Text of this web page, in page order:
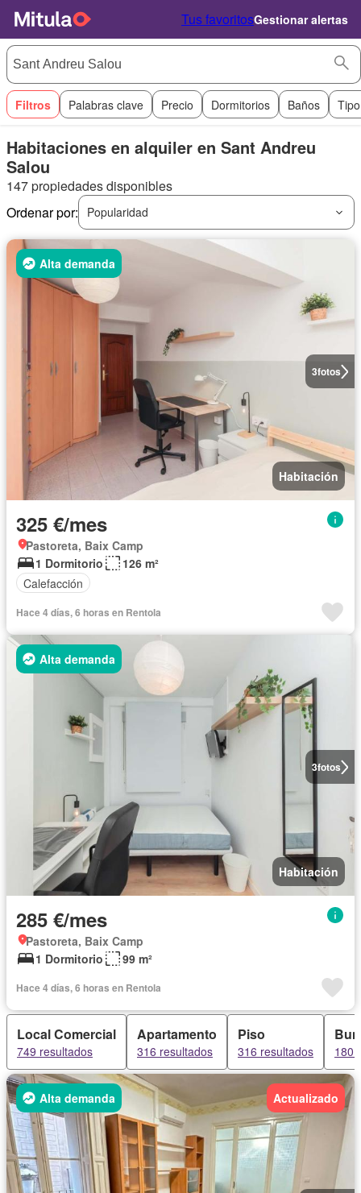
Tus favoritosGestionar alertas
Filtros Palabras clave Precio Dormitorios Baños
Habitaciones en alquiler en Sant Andreu
Salou
147 propiedades disponibles
Ordenar por:
Popularidad
3fotos
Alta demanda
Habitación
325 €/mes
Pastoreta, Baix Camp
1 Dormitorio
126 m²
Calefacción
Hace 4 días, 6 horas en Rentola
3fotos
Alta demanda
Habitación
285 €/mes
Pastoreta, Baix Camp
1 Dormitorio
99 m²
Hace 4 días, 6 horas en Rentola
Local Comercial
749 resultados
Apartamento
316 resultados
Piso
316 resultados 180
Alta demanda Actualizado